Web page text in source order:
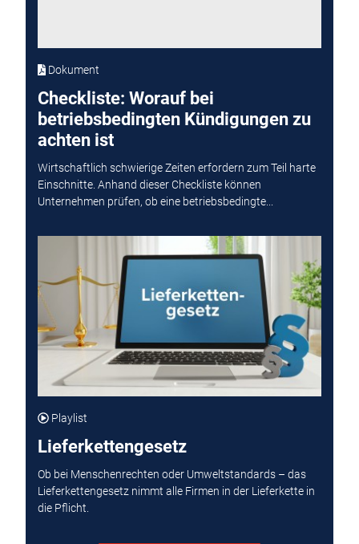
Dokument
Checkliste: Worauf bei
betriebsbedingten Kündigungen zu
achten ist
Wirtschaftlich schwierige Zeiten erfordern zum Teil harte
Einschnitte. Anhand dieser Checkliste können
Unternehmen prüfen, ob eine betriebsbedingte...
Playlist
Lieferkettengesetz
Ob bei Menschenrechten oder Umweltstandards – das
Lieferkettengesetz nimmt alle Firmen in der Lieferkette in
die Pflicht.